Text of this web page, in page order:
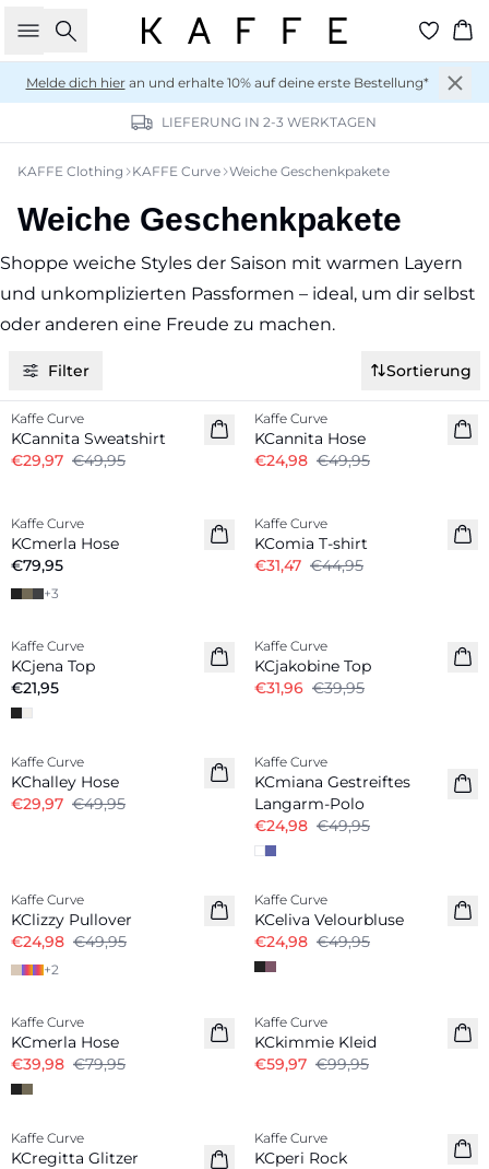
Suche
Melde dich hieran und erhalte 10% auf deine erste Bestellung*
LIEFERUNG IN 2-3 WERKTAGEN
KAFFE Clothing KAFFE Curve Weiche Geschenkpakete
Weiche Geschenkpakete
Shoppe weiche Styles der Saison mit warmen Layern
und unkomplizierten Passformen – ideal, um dir selbst
oder anderen eine Freude zu machen.
Filter Sortierung
-40%
Kaffe Curve
KCannita Sweatshirt
€29,97 €49,95
Kaffe Curve
KCannita Hose
€24,98 €49,95
Neuheiten
Kaffe Curve
KCmerla Hose
€79,95
+3
Kaffe Curve
KComia T-shirt
€31,47 €44,95
Kaffe Curve
KCjena Top
€21,95
Kaffe Curve
KCjakobine Top
€31,96 €39,95
-40%
Kaffe Curve
KChalley Hose
€29,97 €49,95
Kaffe Curve
KCmiana Gestreiftes
Langarm-Polo
€24,98 €49,95
Kaffe Curve
KClizzy Pullover
€24,98 €49,95
+2
-50%
Kaffe Curve
KCeliva Velourbluse
€24,98 €49,95
Kaffe Curve
KCmerla Hose
€39,98 €79,95
Kaffe Curve
KCkimmie Kleid
€59,97 €99,95
-50%
Kaffe Curve
KCregitta Glitzer
Kaffe Curve
KCperi Rock